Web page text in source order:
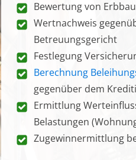
Bewertung von
Wertnachweis
Betreuungsgericht
Festlegung
Berechnung
gegenüber dem
Ermittlung
Belastungen
Zugewinnermittlung